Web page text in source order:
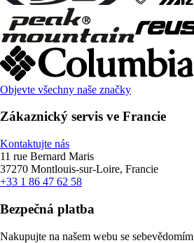
Objevte všechny naše značky
Zákaznický servis ve Francie
Kontaktujte nás
11 rue Bernard Maris
37270 Montlouis-sur-Loire, Francie
+33 1 86 47 62 58
Bezpečná platba
Nakupujte na našem webu se sebevědomím